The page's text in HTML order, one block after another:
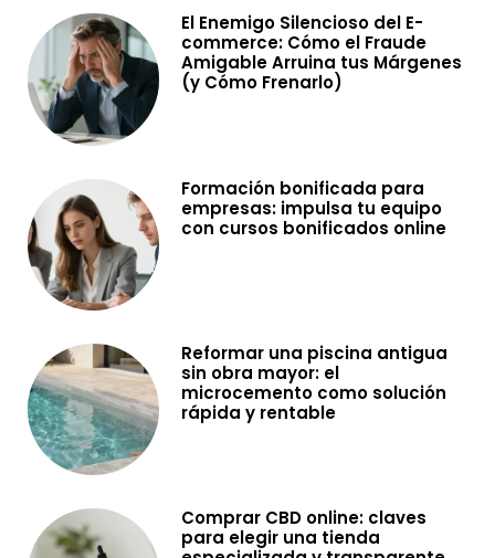
El Enemigo Silencioso del E-
commerce: Cómo el Fraude
Amigable Arruina tus Márgenes
(y Cómo Frenarlo)
Formación bonificada para
empresas: impulsa tu equipo
con cursos bonificados online
Reformar una piscina antigua
sin obra mayor: el
microcemento como solución
rápida y rentable
Comprar CBD online: claves
para elegir una tienda